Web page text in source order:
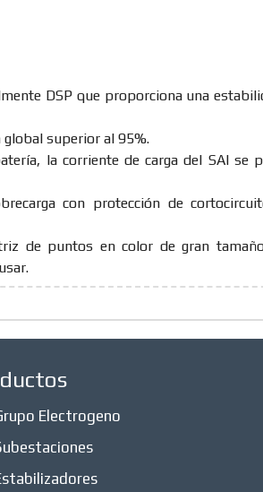
DSP que proporciona una
superior al 95%.
la corriente de carga del SAI se
con protección de
de puntos en color de gran
Electrogeno